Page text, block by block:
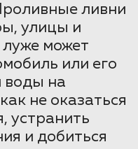
ливни
улицы и
может
или его
воды на
не оказаться
устранить
и добиться